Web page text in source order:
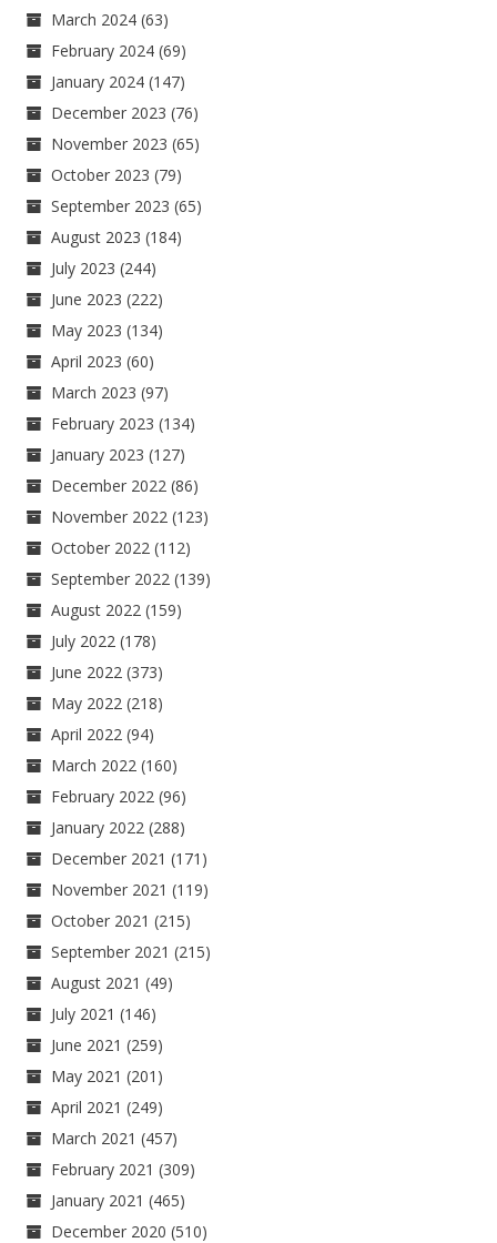
March 2024 (63)
February 2024 (69)
January 2024 (147)
December 2023 (76)
November 2023 (65)
October 2023 (79)
September 2023 (65)
August 2023 (184)
July 2023 (244)
June 2023 (222)
May 2023 (134)
April 2023 (60)
March 2023 (97)
February 2023 (134)
January 2023 (127)
December 2022 (86)
November 2022 (123)
October 2022 (112)
September 2022 (139)
August 2022 (159)
July 2022 (178)
June 2022 (373)
May 2022 (218)
April 2022 (94)
March 2022 (160)
February 2022 (96)
January 2022 (288)
December 2021 (171)
November 2021 (119)
October 2021 (215)
September 2021 (215)
August 2021 (49)
July 2021 (146)
June 2021 (259)
May 2021 (201)
April 2021 (249)
March 2021 (457)
February 2021 (309)
January 2021 (465)
December 2020 (510)